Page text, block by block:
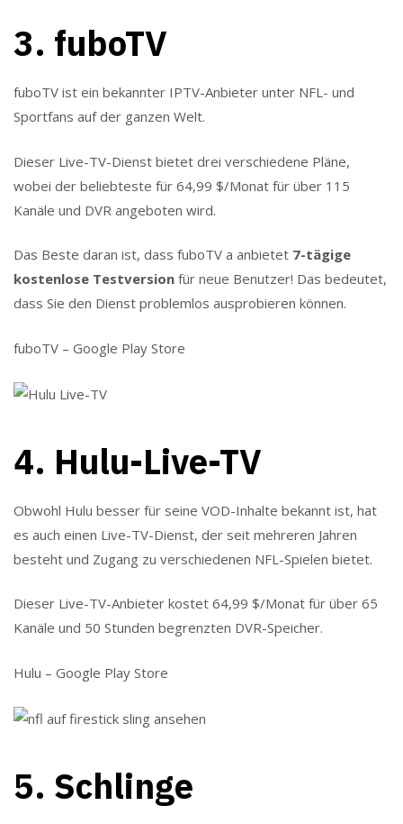
3. fuboTV
fuboTV ist ein bekannter IPTV-Anbieter unter NFL- und
Sportfans auf der ganzen Welt.
Dieser Live-TV-Dienst bietet drei verschiedene Pläne,
wobei der beliebteste für 64,99 $/Monat für über 115
Kanäle und DVR angeboten wird.
Das Beste daran ist, dass fuboTV a anbietet 7-tägige
kostenlose Testversion für neue Benutzer! Das bedeutet,
dass Sie den Dienst problemlos ausprobieren können.
fuboTV – Google Play Store
4. Hulu-Live-TV
Obwohl Hulu besser für seine VOD-Inhalte bekannt ist, hat
es auch einen Live-TV-Dienst, der seit mehreren Jahren
besteht und Zugang zu verschiedenen NFL-Spielen bietet.
Dieser Live-TV-Anbieter kostet 64,99 $/Monat für über 65
Kanäle und 50 Stunden begrenzten DVR-Speicher.
Hulu – Google Play Store
5. Schlinge